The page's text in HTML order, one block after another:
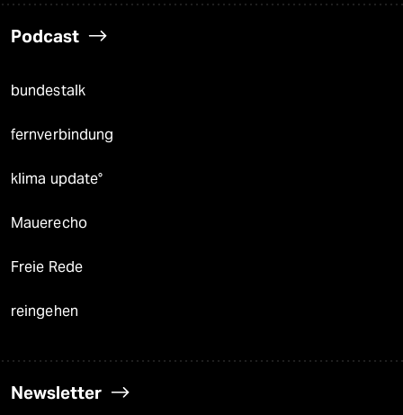
Podcast
bundestalk
fernverbindung
klima update°
Mauerecho
Freie Rede
reingehen
Newsletter